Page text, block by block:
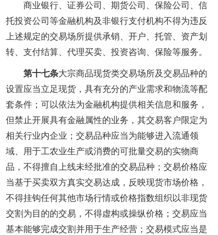
商业银行、证券公司、期货公司、保险公司、信
托投资公司等金融机构及非银行支付机构不得为违反
上述规定的交易场所提供承销、开户、托管、资产划
转、支付结算、代理买卖、投资咨询、保险等服务。
第十七条大宗商品现货类交易场所及交易品种的
设置应当立足现货，具有充分的产业需求和物流等配
套条件；可以依法为金融机构提供相关信息和服务，
但禁止开展具有金融属性的业务，其交易客户限定为
相关行业内企业；交易品种应当为能够进入流通领
域、用于工农业生产或消费的可批量交易的实物商
品，不得擅自上线未经批准的交易品种；交易价格应
当基于买卖双方真实交易达成，反映现货市场价格，
不得挂钩任何其他市场行情或价格指数组织以非现货
交割为目的的交易，不得虚构或操纵价格；交易应当
基本能够完成交割并用于生产经营；交易模式应当是